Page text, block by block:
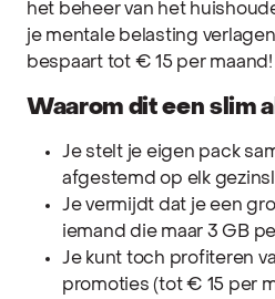
het beheer van het
je mentale belasting
bespaart tot € 15 per maand!
Waarom dit een slim
Je stelt je eigen pack
afgestemd op elk
Je vermijdt dat je een
iemand die maar 3 GB
Je kunt toch profiteren
promoties (tot € 15 per